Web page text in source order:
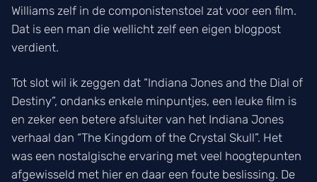
Williams zelf in de componistenstoel zat voor een film.
Dat is een man die wellicht zelf een eigen blogpost
verdient.
Tot slot wil ik zeggen dat “Indiana Jones and the Dial of
Destiny”, ondanks enkele minpuntjes, een leuke film is
en zeker een betere afsluiter van het Indiana Jones
verhaal dan “The Kingdom of the Crystal Skull”. Het
was een nostalgische ervaring met veel hoogtepunten
afgewisseld met hier en daar een foute beslissing. De